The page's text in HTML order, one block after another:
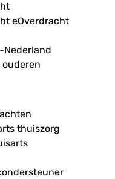
eOverdracht
Nederland
ouderen
thuiszorg